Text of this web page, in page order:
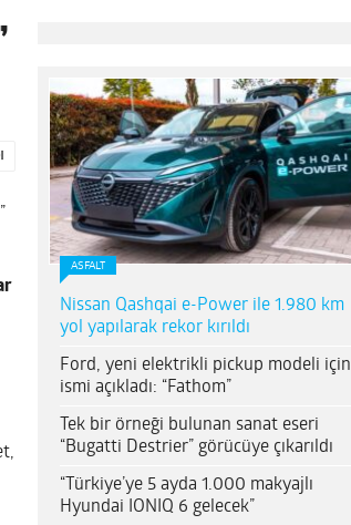
ASFALT
Nissan Qashqai e-Power ile 1.980 km
yol yapılarak rekor kırıldı
Ford, yeni elektrikli pickup modeli için
ismi açıkladı: “Fathom”
Tek bir örneği bulunan sanat eseri
“Bugatti Destrier” görücüye çıkarıldı
“Türkiye’ye 5 ayda 1.000 makyajlı
Hyundai IONIQ 6 gelecek”